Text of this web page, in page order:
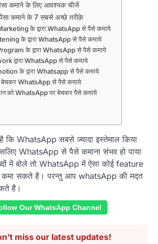
कमाने के लिए आवश्यक चीजें
कमाने के 7 सबसे अच्छे तरीक़े
के द्वारा WhatsApp से पैसे कमाये
के द्वारा WhatsApp से पैसे कमाये
के द्वारा WhatsApp से पैसे कमाये
द्वारा WhatsApp से पैसे कमाये
के द्वारा Whatsapp से पैसे कमाये
बेचकर WhatsApp से पैसे कमाये
को WhatsApp पर बेचकर पैसे कमाये
WhatsApp सबसे ज्यादा इस्तेमाल किया
WhatsApp से पैसे कमाना संभव हो पाया
में बोले तो WhatsApp में ऐसा कोई feature
सकते है। परन्तु आप whatsApp की मद्त
है।
Our WhatsApp Channel
miss our latest updates!